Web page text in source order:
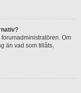
Om
än vad som tillåts,